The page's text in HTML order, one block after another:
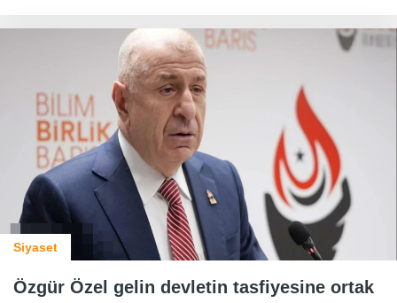
Siyaset
Özgür Özel gelin devletin tasfiyesine ortak